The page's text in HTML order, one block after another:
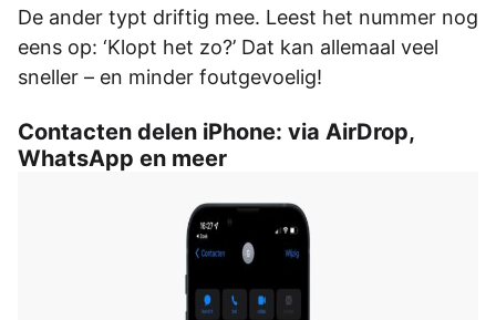
De ander typt driftig mee. Leest het nummer nog
eens op: ‘Klopt het zo?’ Dat kan allemaal veel
sneller – en minder foutgevoelig!
Contacten delen iPhone: via AirDrop,
WhatsApp en meer